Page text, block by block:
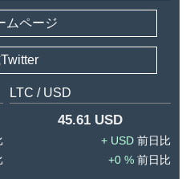
ムページ
LTC / USD
45.61 USD
USD
0 %